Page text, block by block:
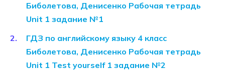
Биболетова, Денисенко Рабочая тетрадь
Unit 1 задание №1
ГДЗ по английскому языку 4 класс
Биболетова, Денисенко Рабочая тетрадь
Unit 1 Test yourself 1 задание №2